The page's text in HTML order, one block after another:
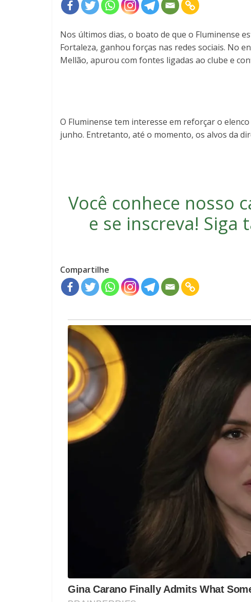
Nos últimos dias, o boato de que o Fluminense
Fortaleza, ganhou forças nas redes sociais. No
Mellão, apurou com fontes ligadas ao clube e
O Fluminense tem interesse em reforçar o
junho. Entretanto, até o momento, os alvos da
Você conhece nosso
e se inscreva! Siga
Compartilhe